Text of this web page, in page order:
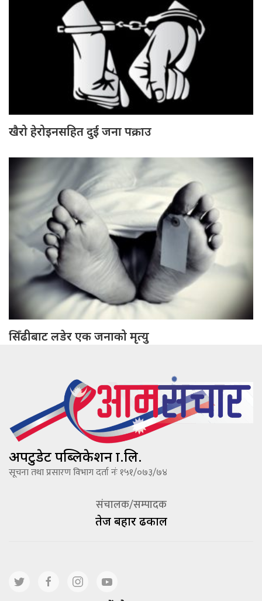
खैरो हेरोइनसहित दुई जना पक्राउ
सिँढीबाट लडेर एक जनाको मृत्यु
अपटुडेट पब्लिकेशन प्रा.लि.
सूचना तथा प्रसारण विभाग दर्ता नंः १५१/०७३/७४
संचालक/सम्पादक
तेज बहादूर ढकाल